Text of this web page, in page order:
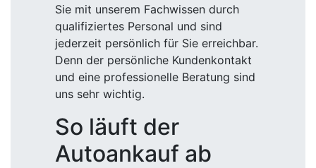
Sie mit unserem Fachwissen durch
qualifiziertes Personal und sind
jederzeit persönlich für Sie erreichbar.
Denn der persönliche Kundenkontakt
und eine professionelle Beratung sind
uns sehr wichtig.
So läuft der
Autoankauf ab